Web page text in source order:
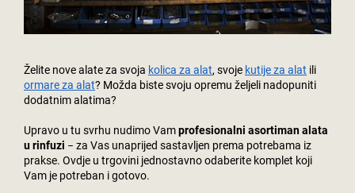
Želite nove alate za svoja kolica za alat, svoje kutije za alat ili
ormare za alat? Možda biste svoju opremu željeli nadopuniti
dodatnim alatima?
Upravo u tu svrhu nudimo Vamprofesionalni asortiman alata
u rinfuzi − za Vas unaprijed sastavljen prema potrebama iz
prakse. Ovdje u trgovini jednostavno odaberite komplet koji
Vam je potreban i gotovo.